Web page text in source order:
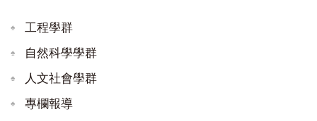
工程學群
自然科學學群
人文社會學群
專欄報導